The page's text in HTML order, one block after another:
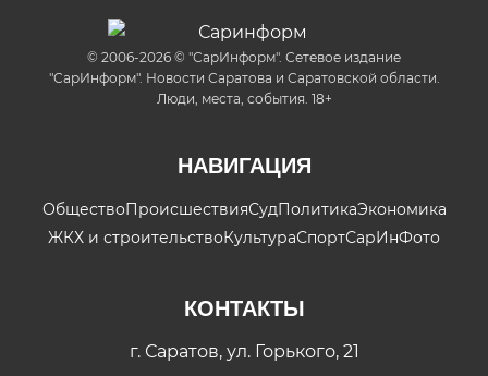
© 2006-2026 © "СарИнформ". Сетевое издание
"СарИнформ". Новости Саратова и Саратовской области.
Люди, места, события. 18+
НАВИГАЦИЯ
ОбществоПроисшествияСудПолитикаЭкономика
ЖКХ и строительствоКультураСпортСарИнФото
КОНТАКТЫ
г. Саратов, ул. Горького, 21